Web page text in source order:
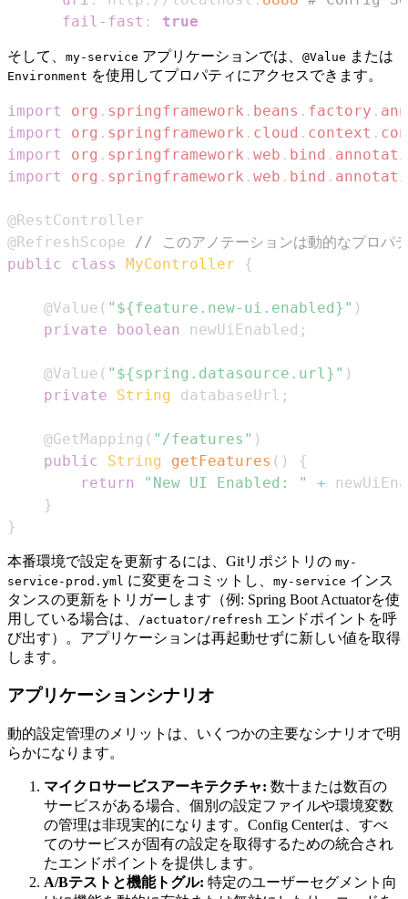
fail-fast : true
そして、 my-service アプリケーションでは、 @Value または
Environment を使用してプロパティにアクセスできます。
import org . springframework . beans . factory .
import
org . springframework . cloud . context .
import
org . springframework . web . bind .
import
org . springframework . web . bind .
@RestController
@RefreshScope
// このアノテーションは動的なプロパ
public
class MyController {
@Value ( "${feature.new-ui.enabled}" )
private
boolean newUiEnabled ;
@Value ( "${spring.datasource.url}" )
private
String databaseUrl ;
@GetMapping ( "/features" )
public
String getFeatures ( )
{
return
"New UI Enabled: " +
}
}
本番環境で設定を更新するには、Gitリポジトリの my-
service-prod.yml に変更をコミットし、 my-service インス
タンスの更新をトリガーします（例: Spring Boot Actuatorを使
用している場合は、
/actuator/refresh エンドポイントを呼
び出す）。アプリケーションは再起動せずに新しい値を取得
します。
アプリケーションシナリオ
動的設定管理のメリットは、いくつかの主要なシナリオで明
らかになります。
マイクロサービスアーキテクチャ: 数十または数百の
サービスがある場合、個別の設定ファイルや環境変数
の管理は非現実的になります。Config Centerは、すべ
てのサービスが固有の設定を取得するための統合され
たエンドポイントを提供します。
A/Bテストと機能トグル: 特定のユーザーセグメント向